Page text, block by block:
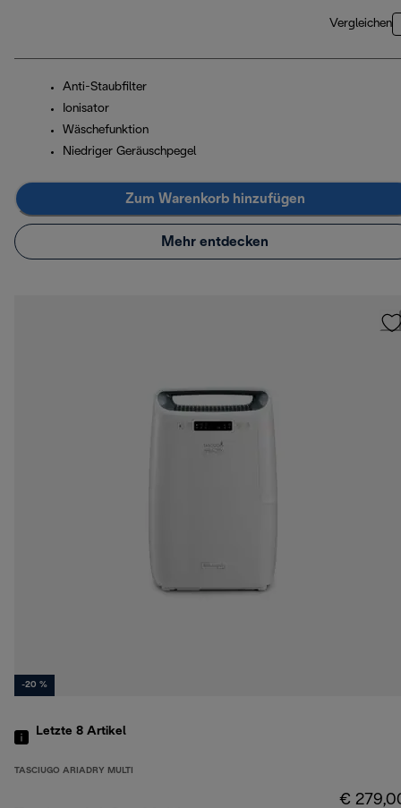
Vergleichen
Anti-Staubfilter
Ionisator
Wäschefunktion
Niedriger Geräuschpegel
Zum Warenkorb hinzufügen
Mehr entdecken
-20 %
Letzte 8 Artikel
TASCIUGO ARIADRY MULTI
€